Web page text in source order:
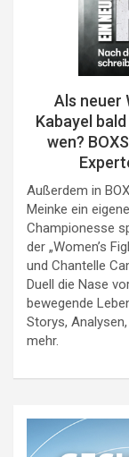
Als neuer
Kabayel
wen?
Außerdem in
Meinke ein
Championesse
der „Women’s
und Chantelle
Duell die Nase
bewegende
Storys,
mehr.